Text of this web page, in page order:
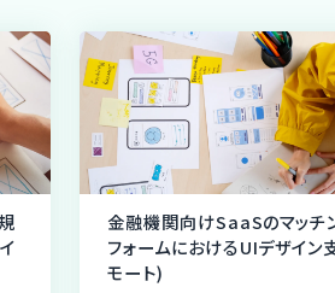
金融機関向けSaaSのマッチ
フォームにおけるUIデザイン
モート)